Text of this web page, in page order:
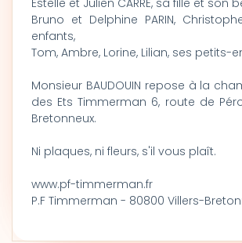
Estelle et Julien CARRÉ, sa fille et son
Bruno et Delphine PARIN,
enfants,
Tom, Ambre, Lorine, Lilian, ses petits-
Monsieur BAUDOUIN repose à la
des Ets Timmerman 6, route de
Bretonneux.
Ni plaques, ni fleurs, s'il vous plaît.
www.pf-timmerman.fr
P.F Timmerman - 80800 Villers-